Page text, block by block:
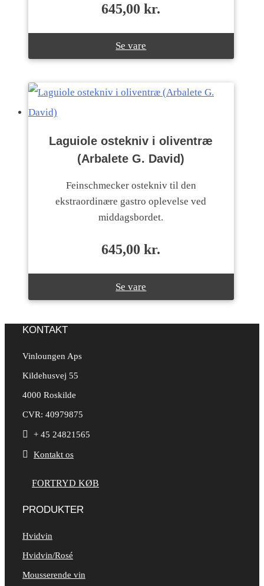
645,00kr.
Se vare
Laguiole ostekniv i oliventræ
(Arbalete G. David)
Feinschmecker ostekniv til den
ekstraordinære gastro oplevelse ved
middagsbordet.
645,00kr.
Se vare
KONTAKT
Vinloungen Aps
Kildehusvej 55
4000 Roskilde
CVR: 40979875
 + 45 24821565
 Kontakt os
FORTRYD KØB
PRODUKTER
Hvidvin
Hvidvin/Rosé
Mousserende vin